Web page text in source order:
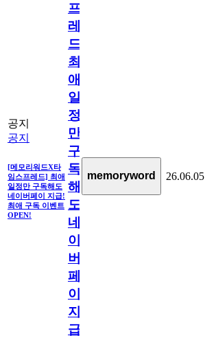
공지
공지
[메모리워드X타
임스프레드] 최애
일정만 구독해도
네이버페이 지급!
최애 구독 이벤트
OPEN!
프
레
드]
최
애
일
정
만
구
독
해
도
네
이
버
페
이
지
급!
memoryword 26.06.05